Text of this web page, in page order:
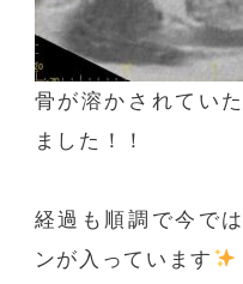
骨が溶かされてい
ました！！
経過も順調で今で
ンが入っています